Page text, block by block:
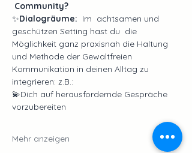
Community?
✨Dialogräume: Im  achtsamen und
geschützen Setting hast du  die
Möglichkeit ganz praxisnah die Haltung
und Methode der Gewaltfreien
Kommunikation in deinen Alltag zu
integrieren: z.B.:
💫Dich auf herausfordernde Gespräche
vorzubereiten
Mehr anzeigen